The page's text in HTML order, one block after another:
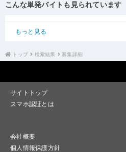
こんな単発バイトも見られています
もっと見る
トップ 検索結果 募集詳細
サイトトップ
スマホ認証とは
会社概要
個人情報保護方針